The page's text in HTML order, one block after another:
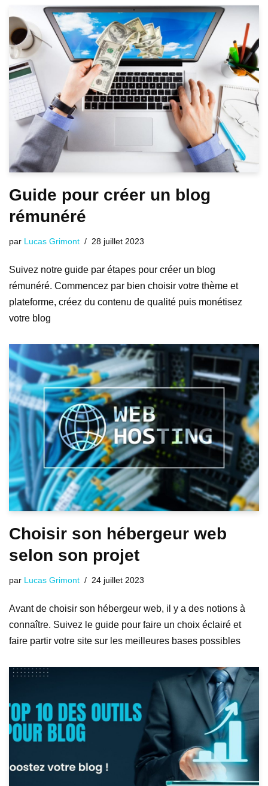
Guide pour créer un blog
rémunéré
par Lucas Grimont 28 juillet 2023
Suivez notre guide par étapes pour créer un blog
rémunéré. Commencez par bien choisir votre thème et
plateforme, créez du contenu de qualité puis monétisez
votre blog
Choisir son hébergeur web
selon son projet
par Lucas Grimont 24 juillet 2023
Avant de choisir son hébergeur web, il y a des notions à
connaître. Suivez le guide pour faire un choix éclairé et
faire partir votre site sur les meilleures bases possibles